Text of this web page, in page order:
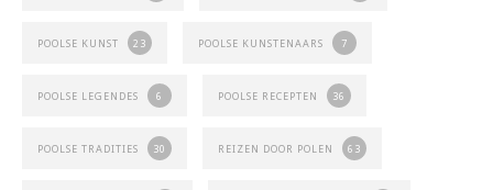
POOLSE KUNST 23 POOLSE KUNSTENAARS 7
POOLSE LEGENDES 6 POOLSE RECEPTEN 36
POOLSE TRADITIES 30 REIZEN DOOR POLEN 63